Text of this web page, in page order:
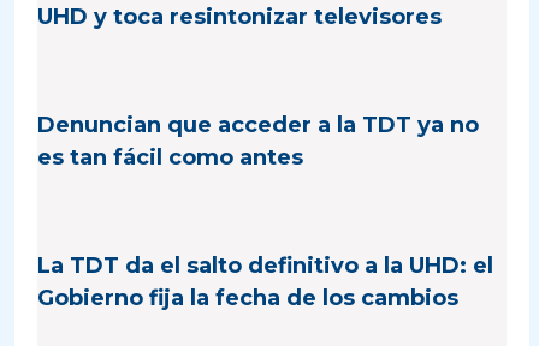
UHD y toca resintonizar televisores
Denuncian que acceder a la TDT ya no
es tan fácil como antes
La TDT da el salto definitivo a la UHD: el
Gobierno fija la fecha de los cambios